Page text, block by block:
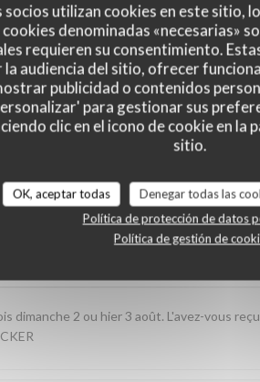
utilizan cookies en este sitio,
denominadas «necesarias»
requieren su consentimiento.
la audiencia del sitio, ofrecer
publicidad o contenidos
para gestionar sus
clic en el icono de cookie en
sitio.
OK, aceptar todas Denegar todas las
Política de protección de datos
Política de gestión de
de nuestros clientes
dimanche 2 ou hier 3 août. L'avez-vous